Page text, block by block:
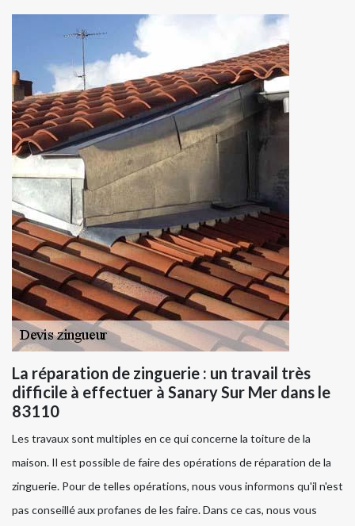
La réparation de zinguerie : un travail très
difficile à effectuer à Sanary Sur Mer dans le
83110
Les travaux sont multiples en ce qui concerne la toiture de la
maison. Il est possible de faire des opérations de réparation de la
zinguerie. Pour de telles opérations, nous vous informons qu'il n'est
pas conseillé aux profanes de les faire. Dans ce cas, nous vous